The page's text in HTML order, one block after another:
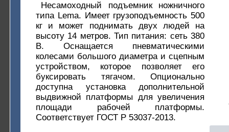
Несамоходный подъемник ножничного
типа Lema. Имеет грузоподъемность 500
кг и может поднимать двух людей на
высоту 14 метров. Тип питания: сеть 380
В. Оснащается пневматическими
колесами большого диаметра и сцепным
устройством, которое позволяет его
буксировать тягачом. Опционально
доступна установка дополнительной
выдвижной платформы для увеличения
площади рабочей платформы.
Соответствует ГОСТ Р 53037-2013.